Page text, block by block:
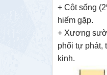
+ Cột sống
hiếm gặp.
+ Xương
phổi tự phát,
kinh.